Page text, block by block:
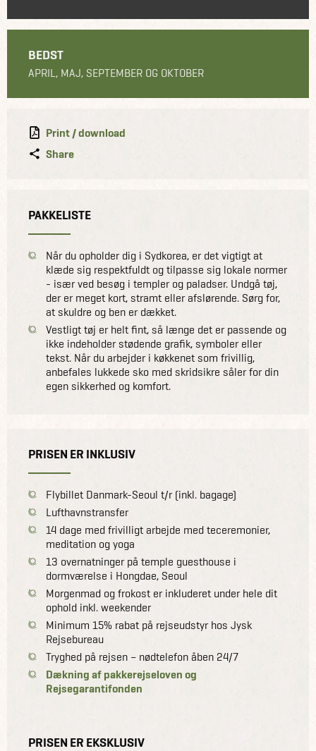
BEDST
APRIL, MAJ, SEPTEMBER OG OKTOBER
Print / download
Share
PAKKELISTE
Når du opholder dig i Sydkorea, er det vigtigt at
klæde sig respektfuldt og tilpasse sig lokale normer
- især ved besøg i templer og paladser. Undgå tøj,
der er meget kort, stramt eller afslørende. Sørg for,
at skuldre og ben er dækket.
Vestligt tøj er helt fint, så længe det er passende og
ikke indeholder stødende grafik, symboler eller
tekst. Når du arbejder i køkkenet som frivillig,
anbefales lukkede sko med skridsikre såler for din
egen sikkerhed og komfort.
PRISEN ER INKLUSIV
Flybillet Danmark-Seoul t/r (inkl. bagage)
Lufthavnstransfer
14 dage med frivilligt arbejde med teceremonier,
meditation og yoga
13 overnatninger på temple guesthouse i
dormværelse i Hongdae, Seoul
Morgenmad og frokost er inkluderet under hele dit
ophold inkl. weekender
Minimum 15% rabat på rejseudstyr hos Jysk
Rejsebureau
Tryghed på rejsen – nødtelefon åben 24/7
Dækning af pakkerejseloven og
Rejsegarantifonden
PRISEN ER EKSKLUSIV